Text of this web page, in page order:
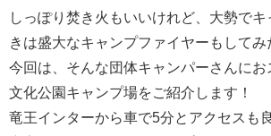
しっぽり焚き火もいいけれど、大勢でキ
きは盛大なキャンプファイヤーもしてみ
今回は、そんな団体キャンパーさんにお
文化公園キャンプ場をご紹介します！
竜王インターから車で5分とアクセスも